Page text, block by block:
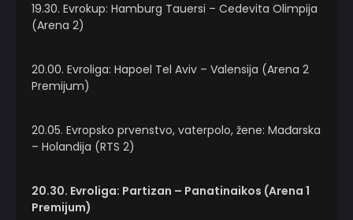
19.30. Evrokup: Hamburg Tauersi – Cedevita Olimpija
(Arena 2)
20.00. Evroliga: Hapoel Tel Aviv – Valensija (Arena 2
Premijum)
20.05. Evropsko prvenstvo, vaterpolo, žene: Mađarska
– Holandija (RTS 2)
20.30. Evroliga: Partizan – Panatinaikos (Arena 1
Premijum)